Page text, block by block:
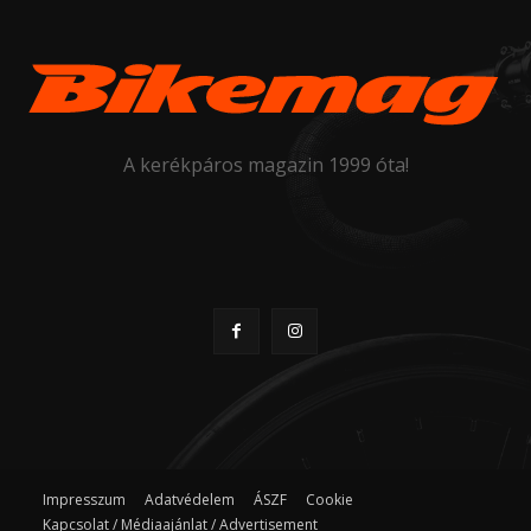
A kerékpáros magazin 1999 óta!
Impresszum Adatvédelem ÁSZF
Cookie
Kapcsolat / Médiaajánlat / Advertisement